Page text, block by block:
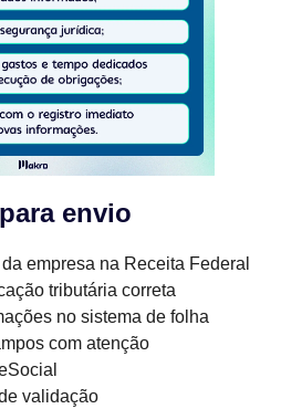
envio
empresa na Receita Federal
tributária correta
no sistema de folha
com atenção
validação